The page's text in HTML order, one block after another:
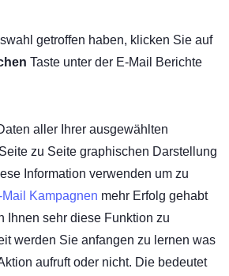
getroffen haben, klicken Sie auf
Taste unter der E-Mail Berichte
aller Ihrer ausgewählten
zu Seite graphischen Darstellung
Information verwenden um zu
Mail Kampagnen mehr Erfolg gehabt
Ihnen sehr diese Funktion zu
werden Sie anfangen zu lernen was
aufruft oder nicht. Die bedeutet